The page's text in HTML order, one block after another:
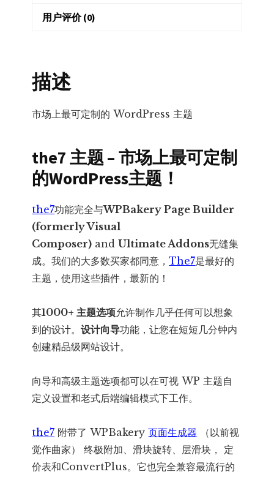
具
数
用户评价 (0)
描述
市场上最可定制的 WordPress 主题
the7 主题 – 市场上最可定制
的WordPress主题！
the7功能完全与WPBakery Page Builder
(formerly Visual
Composer) andUltimate Addons无缝集
成。我们的大多数买家都同意，The7是最好的
主题，使用这些插件，最新的！
其1000+ 主题选项允许制作几乎任何可以想象
到的设计。设计向导功能，让您在短短几分钟内
创建精品级网站设计。
向导和高级主题选项都可以在可视 WP 主题自
定义设置和老式后端编辑模式下工作。
the7 附带了 WPBakery页面生成器 （以前视
觉作曲家） 终极附加、滑块旋转、层滑块， 定
价表和ConvertPlus。它也完全兼容最流行的